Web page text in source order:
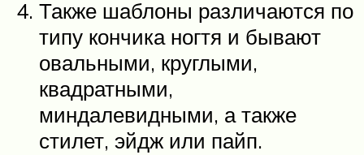
Также шаблоны различаются по
типу кончика ногтя и бывают
овальными, круглыми,
квадратными,
миндалевидными, а также
стилет, эйдж или пайп.